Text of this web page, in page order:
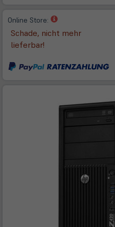
Online Store:
(öffnet
in
neuem
Schade, nicht mehr
lieferbar!